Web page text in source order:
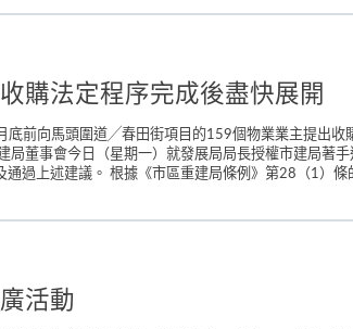
購法定程序完成後盡快展開
前向馬頭圍道╱春田街項目的159個物業業主提出
局董事會今日（星期一）就發展局局長授權市建局
過上述建議。 根據《市區重建局條例》第28（1）
活動